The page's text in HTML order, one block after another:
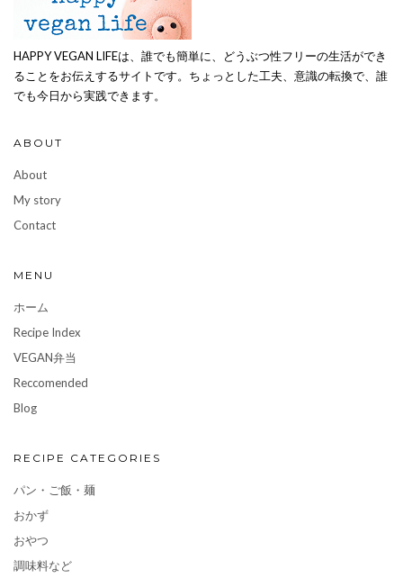
HAPPY VEGAN LIFEは、誰でも簡単に、どうぶつ性フリーの生活ができ
ることをお伝えするサイトです。ちょっとした工夫、意識の転換で、誰
でも今日から実践できます。
ABOUT
About
My story
Contact
MENU
ホーム
Recipe Index
VEGAN弁当
Reccomended
Blog
RECIPE CATEGORIES
パン・ご飯・麺
おかず
おやつ
調味料など